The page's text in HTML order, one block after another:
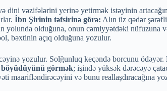
dini vəzifələrini yerinə yetirmək istəyinin
İbn Şirinin təfsirinə görə: Alın üz qədər
yolunda olduğuna, onun cəmiyyətdəki nüfuzuna
bəxtinin açıq olduğuna yozulur.
yozulur. Solğunluq keçəndə borcunu ödəyər.
böyüdüyünü görmək; işində yüksək dərəcəyə
maarifləndirəcəyini və bunu reallaşdıracağına